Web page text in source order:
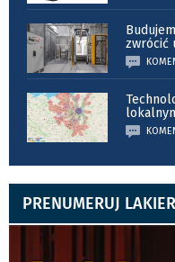
zwrócić
PRENUMERUJ